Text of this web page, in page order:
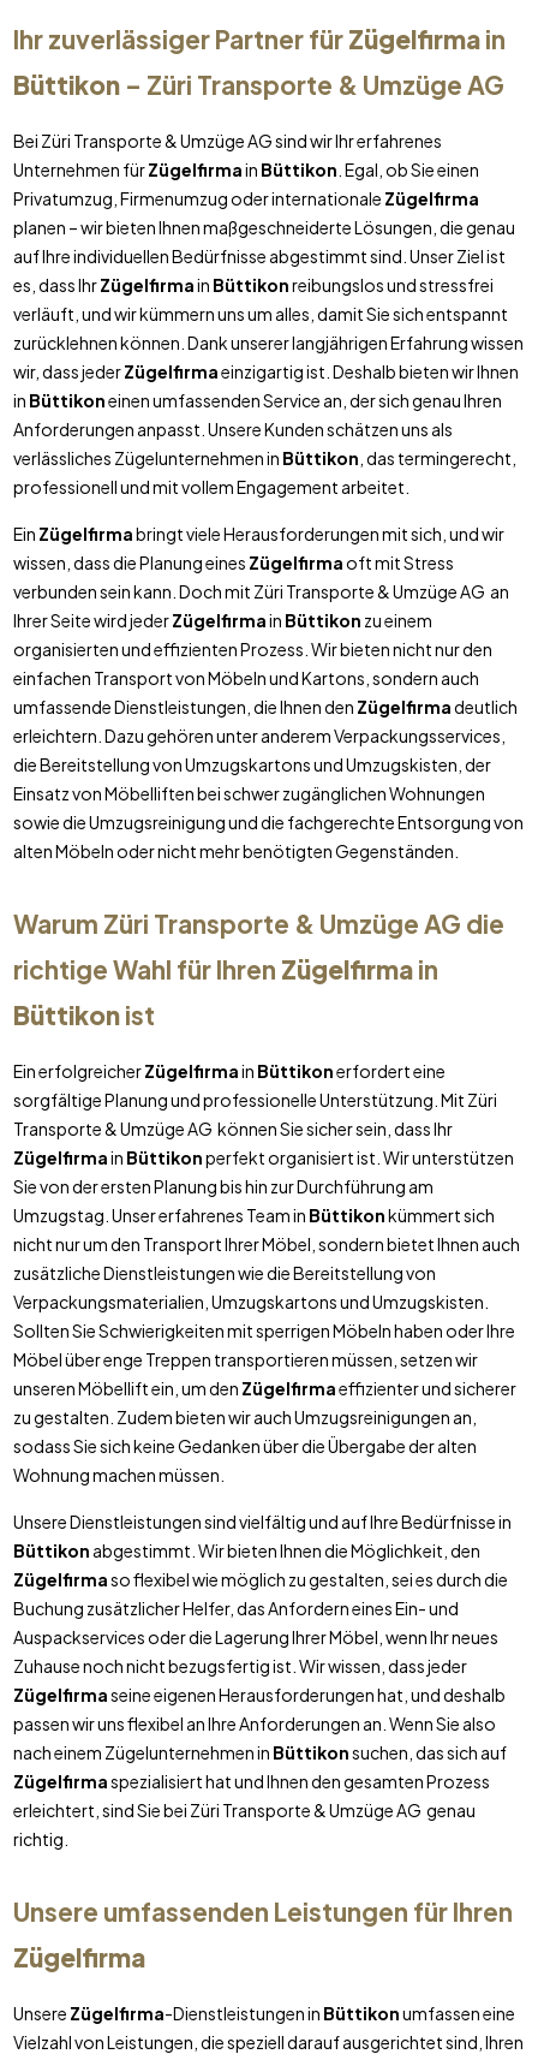
Ihr zuverlässiger Partner fürZügelfirmain
Büttikon– Züri Transporte & Umzüge AG
Bei Züri Transporte & Umzüge AG sind wir Ihr erfahrenes
Unternehmen fürZügelfirmain Büttikon . Egal, ob Sie einen
Privatumzug, Firmenumzug oder internationale Zügelfirma
planen – wir bieten Ihnen maßgeschneiderte Lösungen, die genau
auf Ihre individuellen Bedürfnisse abgestimmt sind. Unser Ziel ist
es, dass IhrZügelfirmain Büttikonreibungslos und stressfrei
verläuft, und wir kümmern uns um alles, damit Sie sich entspannt
zurücklehnen können. Dank unserer langjährigen Erfahrung wissen
wir, dass jederZügelfirmaeinzigartig ist. Deshalb bieten wir Ihnen
in Büttikoneinen umfassenden Service an, der sich genau Ihren
Anforderungen anpasst. Unsere Kunden schätzen uns als
verlässliches Zügelunternehmen in Büttikon , das termingerecht,
professionell und mit vollem Engagement arbeitet.
Ein Zügelfirmabringt viele Herausforderungen mit sich, und wir
wissen, dass die Planung eines Zügelfirmaoft mit Stress
verbunden sein kann. Doch mit Züri Transporte & Umzüge AG an
Ihrer Seite wird jederZügelfirmain Büttikon zu einem
organisierten und effizienten Prozess. Wir bieten nicht nur den
einfachen Transport von Möbeln und Kartons, sondern auch
umfassende Dienstleistungen, die Ihnen den Zügelfirmadeutlich
erleichtern. Dazu gehören unter anderem Verpackungsservices,
die Bereitstellung von Umzugskartons und Umzugskisten, der
Einsatz von Möbelliften bei schwer zugänglichen Wohnungen
sowie die Umzugsreinigung und die fachgerechte Entsorgung von
alten Möbeln oder nicht mehr benötigten Gegenständen.
Warum Züri Transporte & Umzüge AG die
richtige Wahl für Ihren Zügelfirmain
Büttikonist
Ein erfolgreicherZügelfirmain Büttikonerfordert eine
sorgfältige Planung und professionelle Unterstützung. Mit Züri
Transporte & Umzüge AG können Sie sicher sein, dass Ihr
Zügelfirmain Büttikonperfekt organisiert ist. Wir unterstützen
Sie von der ersten Planung bis hin zur Durchführung am
Umzugstag. Unser erfahrenes Team in Büttikonkümmert sich
nicht nur um den Transport Ihrer Möbel, sondern bietet Ihnen auch
zusätzliche Dienstleistungen wie die Bereitstellung von
Verpackungsmaterialien, Umzugskartons und Umzugskisten.
Sollten Sie Schwierigkeiten mit sperrigen Möbeln haben oder Ihre
Möbel über enge Treppen transportieren müssen, setzen wir
unseren Möbellift ein, um den Zügelfirmaeffizienter und sicherer
zu gestalten. Zudem bieten wir auch Umzugsreinigungen an,
sodass Sie sich keine Gedanken über die Übergabe der alten
Wohnung machen müssen.
Unsere Dienstleistungen sind vielfältig und auf Ihre Bedürfnisse in
Büttikon abgestimmt. Wir bieten Ihnen die Möglichkeit, den
Zügelfirmaso flexibel wie möglich zu gestalten, sei es durch die
Buchung zusätzlicher Helfer, das Anfordern eines Ein- und
Auspackservices oder die Lagerung Ihrer Möbel, wenn Ihr neues
Zuhause noch nicht bezugsfertig ist. Wir wissen, dass jeder
Zügelfirmaseine eigenen Herausforderungen hat, und deshalb
passen wir uns flexibel an Ihre Anforderungen an. Wenn Sie also
nach einem Zügelunternehmen in Büttikonsuchen, das sich auf
Zügelfirmaspezialisiert hat und Ihnen den gesamten Prozess
erleichtert, sind Sie bei Züri Transporte & Umzüge AG genau
richtig.
Unsere umfassenden Leistungen für Ihren
Zügelfirma
Unsere Zügelfirma-Dienstleistungen in Büttikonumfassen eine
Vielzahl von Leistungen, die speziell darauf ausgerichtet sind, Ihren